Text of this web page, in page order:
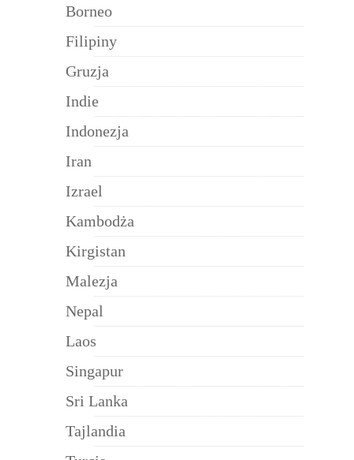
Borneo
Filipiny
Gruzja
Indie
Indonezja
Iran
Izrael
Kambodża
Kirgistan
Malezja
Nepal
Laos
Singapur
Sri Lanka
Tajlandia